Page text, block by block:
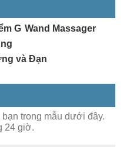
G Wand Massager
và Đạn
trong mẫu dưới đây.
24 giờ.